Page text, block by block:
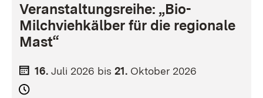
Veranstaltungsreihe: „Bio-
Milchviehkälber für die regionale
Mast“
16. Juli 2026 bis 21. Oktober 2026